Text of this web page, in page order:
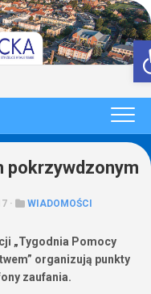
pokrzywdzonym
· WIADOMOŚCI
„Tygodnia Pomocy
organizują punkty
zaufania.